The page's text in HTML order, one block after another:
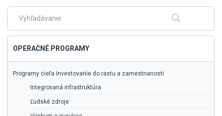
hlavné
menu
Fulltextové
Hľadať
OPERAČNÉ PROGRAMY
Programy cieľa Investovanie do rastu a zamestnanosti
Integrovaná infraštruktúra
Ľudské zdroje